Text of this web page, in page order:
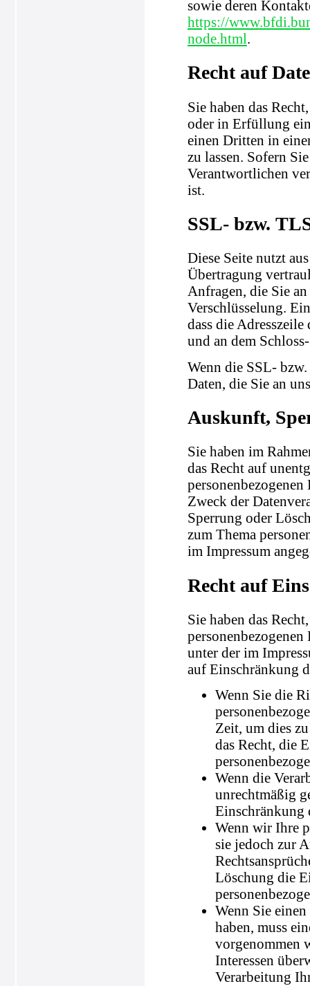
sowie deren
https://
node.html.
Recht auf
Sie haben das
oder in Erfüllung
einen Dritten in
zu lassen. Sofern
Verantwortlichen
ist.
SSL- bzw.
Diese Seite nutzt
Übertragung
Anfragen, die Sie
Verschlüsselung.
dass die
und an dem
Wenn die SSL-
Daten, die Sie an
Auskunft,
Sie haben im
das Recht auf
Zweck der
Sperrung oder
zum Thema
im Impressum
Recht auf
Sie haben das
unter der im
auf Einschränkung
Wenn Sie die
Zeit, um dies
das Recht, die
Wenn die
unrechtmäßig
Einschränkung
Wenn wir Ihre
sie jedoch zur
Löschung die
Wenn Sie
haben, muss
vorgenommen
Interessen
Verarbeitung